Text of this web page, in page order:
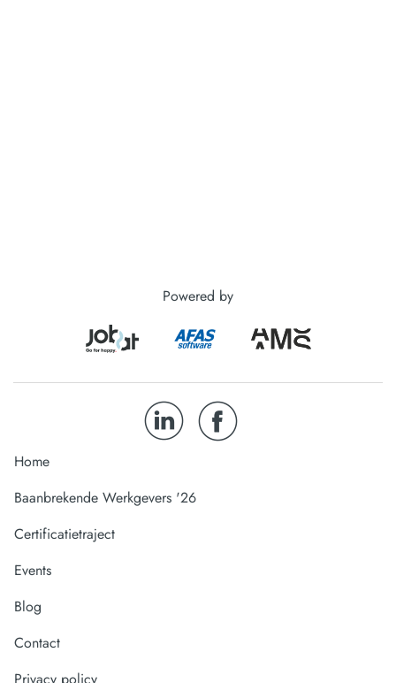
Powered by
Home
Baanbrekende Werkgevers '26
Certificatietraject
Events
Blog
Contact